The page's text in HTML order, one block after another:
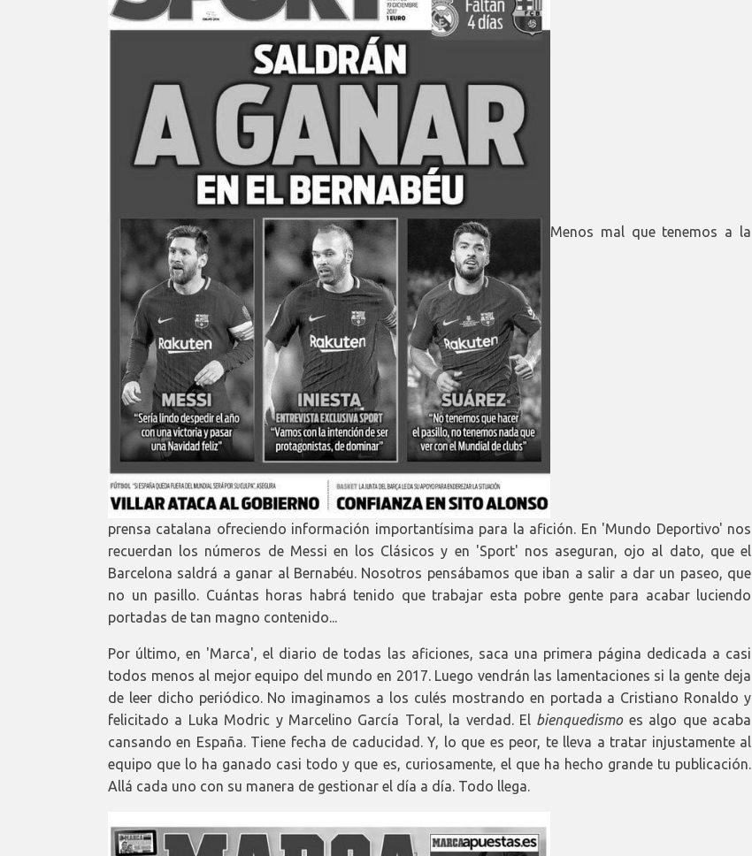
Menos mal que tenemos a la
prensa catalana ofreciendo información importantísima para la afición. En 'Mundo Deportivo' nos
recuerdan los números de Messi en los Clásicos y en 'Sport' nos aseguran, ojo al dato, que el
Barcelona saldrá a ganar al Bernabéu. Nosotros pensábamos que iban a salir a dar un paseo, que
no un pasillo. Cuántas horas habrá tenido que trabajar esta pobre gente para acabar luciendo
portadas de tan magno contenido...
Por último, en 'Marca', el diario de todas las aficiones, saca una primera página dedicada a casi
todos menos al mejor equipo del mundo en 2017. Luego vendrán las lamentaciones si la gente deja
de leer dicho periódico. No imaginamos a los culés mostrando en portada a Cristiano Ronaldo y
felicitado a Luka Modric y Marcelino García Toral, la verdad. El bienquedismoes algo que acaba
cansando en España. Tiene fecha de caducidad. Y, lo que es peor, te lleva a tratar injustamente al
equipo que lo ha ganado casi todo y que es, curiosamente, el que ha hecho grande tu publicación.
Allá cada uno con su manera de gestionar el día a día. Todo llega.